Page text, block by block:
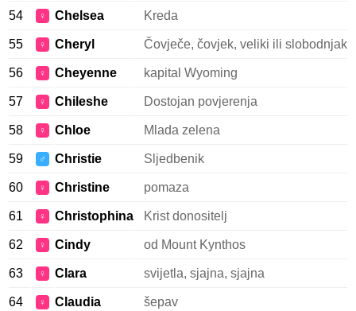
54 ♀ Chelsea Kreda
55 ♀ Cheryl Čovječe, čovjek, veliki ili slobodnjak
56 ♀ Cheyenne kapital Wyoming
57 ♀ Chileshe Dostojan povjerenja
58 ♀ Chloe Mlada zelena
59 ♂ Christie Sljedbenik
60 ♀ Christine pomaza
61 ♀ Christophina Krist donositelj
62 ♀ Cindy od Mount Kynthos
63 ♀ Clara svijetla, sjajna, sjajna
64 ♀ Claudia šepav